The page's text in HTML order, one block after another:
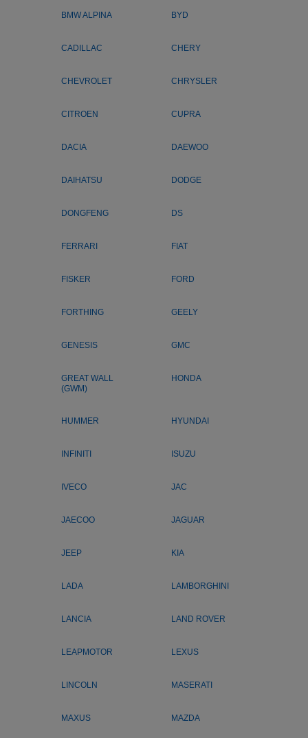
BMW ALPINA BYD
CADILLAC CHERY
CHEVROLET CHRYSLER
CITROEN CUPRA
DACIA DAEWOO
DAIHATSU DODGE
DONGFENG DS
FERRARI FIAT
FISKER FORD
FORTHING GEELY
GENESIS GMC
GREAT WALL
(GWM)
HONDA
HUMMER HYUNDAI
INFINITI ISUZU
IVECO JAC
JAECOO JAGUAR
JEEP KIA
LADA LAMBORGHINI
LANCIA LAND ROVER
LEAPMOTOR LEXUS
LINCOLN MASERATI
MAXUS MAZDA